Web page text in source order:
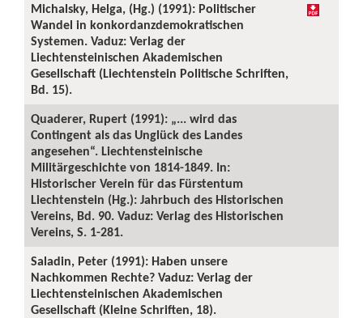
Michalsky, Helga, (Hg.) (1991): Politischer
Wandel in konkordanzdemokratischen
Systemen. Vaduz: Verlag der
Liechtensteinischen Akademischen
Gesellschaft (Liechtenstein Politische Schriften,
Bd. 15).
Quaderer, Rupert (1991): „... wird das
Contingent als das Unglück des Landes
angesehen“. Liechtensteinische
Militärgeschichte von 1814-1849. In:
Historischer Verein für das Fürstentum
Liechtenstein (Hg.): Jahrbuch des Historischen
Vereins, Bd. 90. Vaduz: Verlag des Historischen
Vereins, S. 1-281.
Saladin, Peter (1991): Haben unsere
Nachkommen Rechte? Vaduz: Verlag der
Liechtensteinischen Akademischen
Gesellschaft (Kleine Schriften, 18).